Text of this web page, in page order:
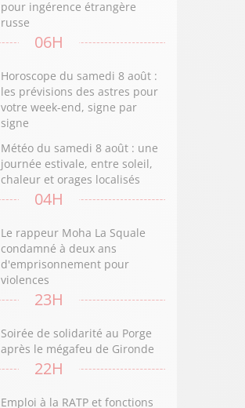
pour ingérence étrangère
russe
06H
Horoscope du samedi 8 août :
les prévisions des astres pour
votre week-end, signe par
signe
Météo du samedi 8 août : une
journée estivale, entre soleil,
chaleur et orages localisés
04H
Le rappeur Moha La Squale
condamné à deux ans
d'emprisonnement pour
violences
23H
Soirée de solidarité au Porge
après le mégafeu de Gironde
22H
Emploi à la RATP et fonctions